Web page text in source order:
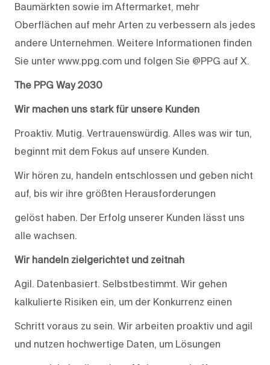
Baumärkten sowie im Aftermarket, mehr
Oberflächen auf mehr Arten zu verbessern als jedes
andere Unternehmen. Weitere Informationen finden
Sie unter www.ppg.com und folgen Sie @PPG auf X.
The PPG Way 2030
Wir machen uns stark für unsere Kunden
Proaktiv. Mutig. Vertrauenswürdig. Alles was wir tun,
beginnt mit dem Fokus auf unsere Kunden.
Wir hören zu, handeln entschlossen und geben nicht
auf, bis wir ihre größten Herausforderungen
gelöst haben. Der Erfolg unserer Kunden lässt uns
alle wachsen.
Wir handeln zielgerichtet und zeitnah
Agil. Datenbasiert. Selbstbestimmt. Wir gehen
kalkulierte Risiken ein, um der Konkurrenz einen
Schritt voraus zu sein. Wir arbeiten proaktiv und agil
und nutzen hochwertige Daten, um Lösungen